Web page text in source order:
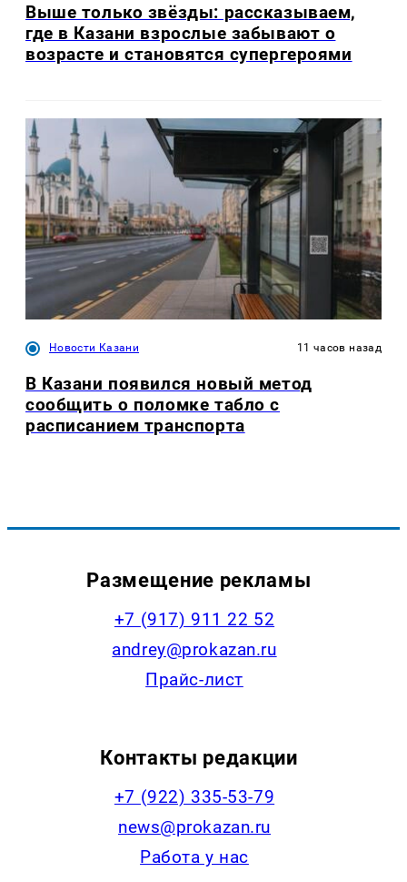
Выше только звёзды: рассказываем,
где в Казани взрослые забывают о
возрасте и становятся супергероями
Новости Казани 11 часов назад
В Казани появился новый метод
сообщить о поломке табло с
расписанием транспорта
Размещение рекламы
+7 (917) 911 22 52
andrey@prokazan.ru
Прайс-лист
Контакты редакции
+7 (922) 335-53-79
news@prokazan.ru
Работа у нас